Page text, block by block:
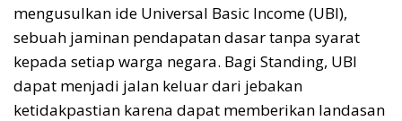
mengusulkan ide Universal Basic Income (UBI),
sebuah jaminan pendapatan dasar tanpa syarat
kepada setiap warga negara. Bagi Standing, UBI
dapat menjadi jalan keluar dari jebakan
ketidakpastian karena dapat memberikan landasan